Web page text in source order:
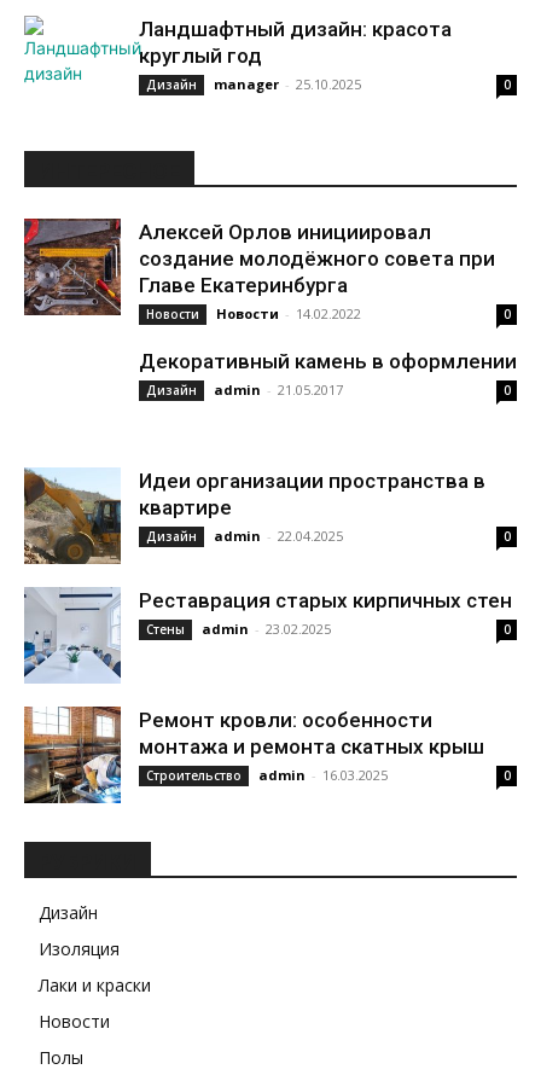
Ландшафтный дизайн: красота
круглый год
Дизайн manager - 25.10.2025 0
Алексей Орлов инициировал
создание молодёжного совета при
Главе Екатеринбурга
Новости Новости - 14.02.2022 0
Декоративный камень в оформлении
Дизайн admin - 21.05.2017 0
Идеи организации пространства в
квартире
Дизайн admin - 22.04.2025 0
Реставрация старых кирпичных стен
Стены admin - 23.02.2025 0
Ремонт кровли: особенности
монтажа и ремонта скатных крыш
Строительство admin - 16.03.2025 0
Дизайн
Изоляция
Лаки и краски
Новости
Полы